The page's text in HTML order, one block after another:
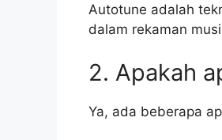
Autotune adalah
dalam rekaman
2. Apakah
Ya, ada beberapa